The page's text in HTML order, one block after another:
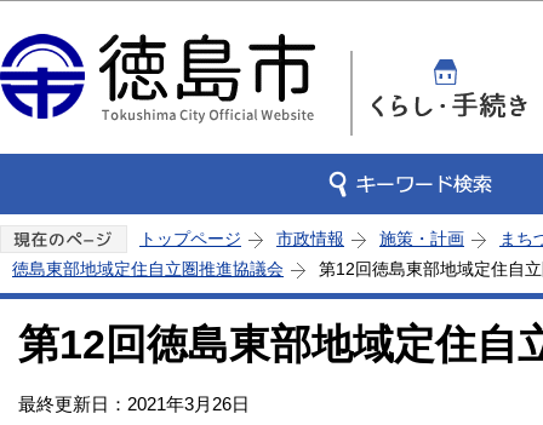
トップページ 市政情報 施策・計画
まち
徳島東部地域定住自立圏推進協議会
第12回徳島東部地域定住自
第12回徳島東部地域定住自
最終更新日：2021年3月26日